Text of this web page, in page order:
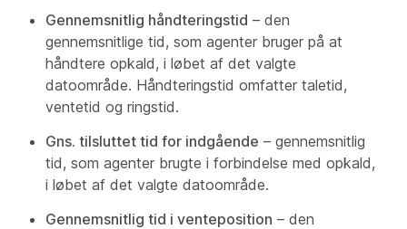
Gennemsnitlig håndteringstid – den
gennemsnitlige tid, som agenter bruger på at
håndtere opkald, i løbet af det valgte
datoområde. Håndteringstid omfatter taletid,
ventetid og ringstid.
Gns. tilsluttet tid for indgående – gennemsnitlig
tid, som agenter brugte i forbindelse med opkald,
i løbet af det valgte datoområde.
Gennemsnitlig tid i venteposition – den